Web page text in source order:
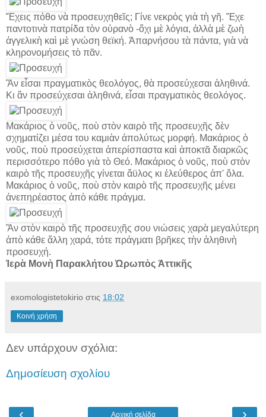
Ἔχεις πόθο νὰ προσευχηθεῖς; Γίνε νεκρὸς γιὰ τὴ γῆ. Ἔχε
παντοτινὰ πατρίδα τὸν οὐρανὸ -ὄχι μὲ λόγια, ἀλλὰ μὲ ζωὴ
ἀγγελικὴ καὶ μὲ γνώση θεϊκή. Ἀπαρνήσου τὰ πάντα, γιὰ νὰ
κληρονομήσεις τὸ πᾶν.
Ἂν εἶσαι πραγματικὸς θεολόγος, θὰ προσεύχεσαι ἀληθινά.
Κι ἂν προσεύχεσαι ἀληθινά, εἶσαι πραγματικὸς θεολόγος.
Μακάριος ὁ νοῦς, ποὺ στὸν καιρὸ τῆς προσευχῆς δὲν
σχηματίζει μέσα του καμιὰν ἀπολύτως μορφή. Μακάριος ὁ
νοῦς, ποὺ προσεύχεται ἀπερίσπαστα καὶ ἀποκτᾶ διαρκῶς
περισσότερο πόθο γιὰ τὸ Θεό. Μακάριος ὁ νοῦς, ποὺ στὸν
καιρὸ τῆς προσευχῆς γίνεται ἄϋλος κι ἐλεύθερος ἀπ' ὅλα.
Μακάριος ὁ νοῦς, ποὺ στὸν καιρὸ τῆς προσευχῆς μένει
ἀνεπηρέαστος ἀπὸ κάθε πράγμα.
Ἂν στὸν καιρὸ τῆς προσευχῆς σου νιώσεις χαρὰ μεγαλύτερη
ἀπὸ κάθε ἄλλη χαρά, τότε πράγματι βρῆκες τὴν ἀληθινὴ
προσευχή.
Ἱερὰ Μονὴ Παρακλήτου Ὠρωπὸς Ἀττικῆς
exomologistetokirio στις 18:02
Κοινή χρήση
Δεν υπάρχουν σχόλια:
Δημοσίευση σχολίου
‹ ›
Αρχική σελίδα